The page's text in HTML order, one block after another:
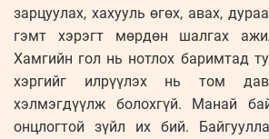
зарцуулах, хахууль өгөх, авах,
гэмт хэрэгт мөрдөн шалгах
Хамгийн гол нь нотлох баримтад
хэргийг илрүүлэх нь том
хэлмэгдүүлж болохгүй. Манай
онцлогтой зүйл их бий.